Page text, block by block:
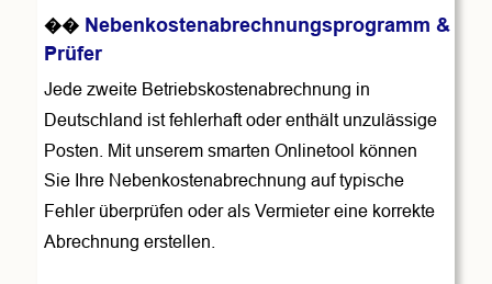
�� Nebenkostenabrechnungsprogramm &
Prüfer
Jede zweite Betriebskostenabrechnung in
Deutschland ist fehlerhaft oder enthält unzulässige
Posten. Mit unserem smarten Onlinetool können
Sie Ihre Nebenkostenabrechnung auf typische
Fehler überprüfen oder als Vermieter eine korrekte
Abrechnung erstellen.